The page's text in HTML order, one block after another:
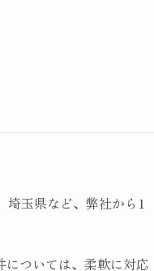
埼玉県など、弊社から1
ついては、柔軟に対応